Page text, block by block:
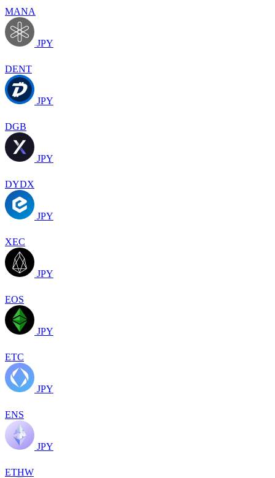
MANA
JPY
DENT
JPY
DGB
JPY
DYDX
JPY
XEC
JPY
EOS
JPY
ETC
JPY
ENS
JPY
ETHW